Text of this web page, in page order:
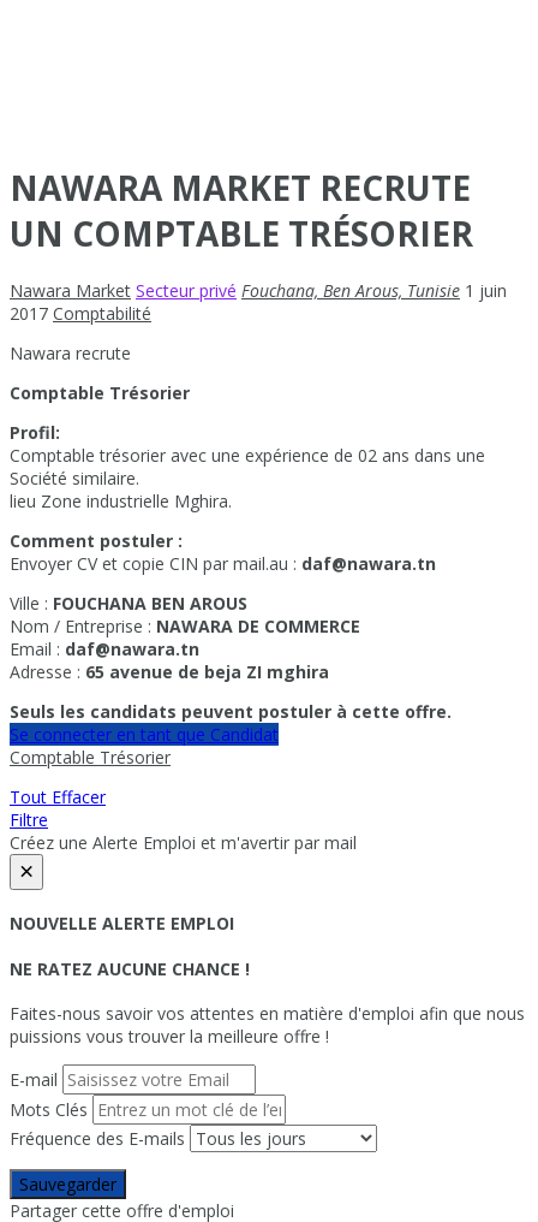
NAWARA MARKET RECRUTE
UN COMPTABLE TRÉSORIER
Nawara Market Secteur privé Fouchana, Ben Arous, Tunisie 1 juin
2017 Comptabilité
Nawara recrute
Comptable Trésorier
Profil:
Comptable trésorier avec une expérience de 02 ans dans une
Société similaire.
lieu Zone industrielle Mghira.
Comment postuler :
Envoyer CV et copie CIN par mail.au : daf@nawara.tn
Ville : FOUCHANA BEN AROUS
Nom / Entreprise : NAWARA DE COMMERCE
Email : daf@nawara.tn
Adresse : 65 avenue de beja ZI mghira
Seuls les candidats peuvent postuler à cette offre.
Se connecter en tant que Candidat
Comptable Trésorier
Tout Effacer
Filtre
Créez une Alerte Emploi et m'avertir par mail
×
NOUVELLE ALERTE EMPLOI
NE RATEZ AUCUNE CHANCE !
Faites-nous savoir vos attentes en matière d'emploi afin que nous
puissions vous trouver la meilleure offre !
E-mail
Mots Clés
Fréquence des E-mails
Sauvegarder
Partager cette offre d'emploi